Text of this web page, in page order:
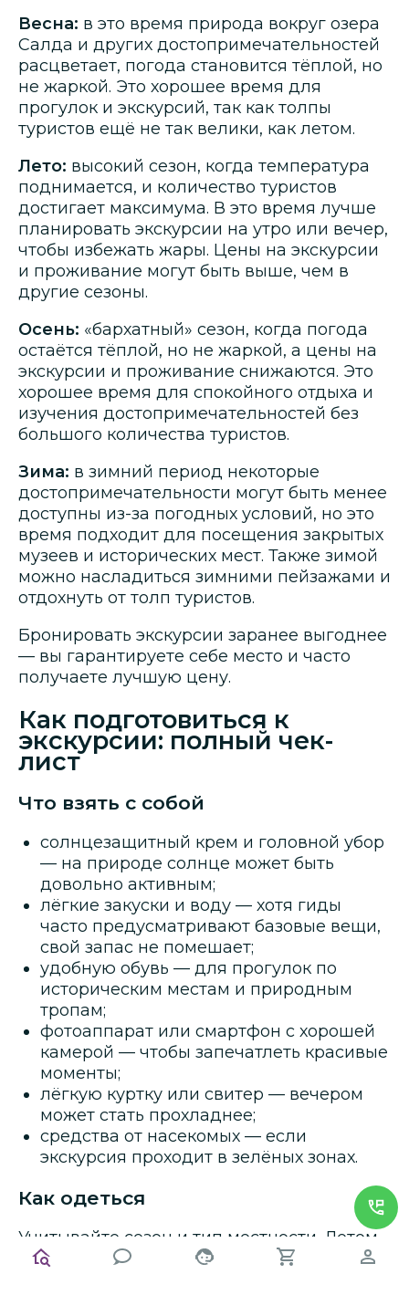
Весна: в это время природа вокруг озера
Салда и других достопримечательностей
расцветает, погода становится тёплой, но
не жаркой. Это хорошее время для
прогулок и экскурсий, так как толпы
туристов ещё не так велики, как летом.
Лето: высокий сезон, когда температура
поднимается, и количество туристов
достигает максимума. В это время лучше
планировать экскурсии на утро или вечер,
чтобы избежать жары. Цены на экскурсии
и проживание могут быть выше, чем в
другие сезоны.
Осень: «бархатный» сезон, когда погода
остаётся тёплой, но не жаркой, а цены на
экскурсии и проживание снижаются. Это
хорошее время для спокойного отдыха и
изучения достопримечательностей без
большого количества туристов.
Зима: в зимний период некоторые
достопримечательности могут быть менее
доступны из-за погодных условий, но это
время подходит для посещения закрытых
музеев и исторических мест. Также зимой
можно насладиться зимними пейзажами и
отдохнуть от толп туристов.
Бронировать экскурсии заранее выгоднее
— вы гарантируете себе место и часто
получаете лучшую цену.
Как подготовиться к
экскурсии: полный чек-
лист
Что взять с собой
солнцезащитный крем и головной убор
— на природе солнце может быть
довольно активным;
лёгкие закуски и воду — хотя гиды
часто предусматривают базовые вещи,
свой запас не помешает;
удобную обувь — для прогулок по
историческим местам и природным
тропам;
фотоаппарат или смартфон с хорошей
камерой — чтобы запечатлеть красивые
моменты;
лёгкую куртку или свитер — вечером
может стать прохладнее;
средства от насекомых — если
экскурсия проходит в зелёных зонах.
Как одеться
Учитывайте сезон и тип местности. Летом
предпочтительна лёгкая и дышащая